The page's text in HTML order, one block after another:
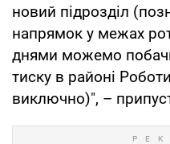
новий підрозділ
напрямок у межах
днями можемо
тиску в районі
виключно)", –